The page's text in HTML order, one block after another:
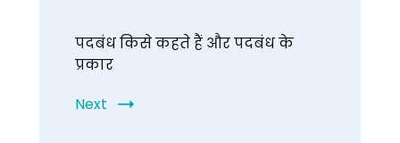
पदबंध किसे कहते हैं और पदबंध के
प्रकार
Next